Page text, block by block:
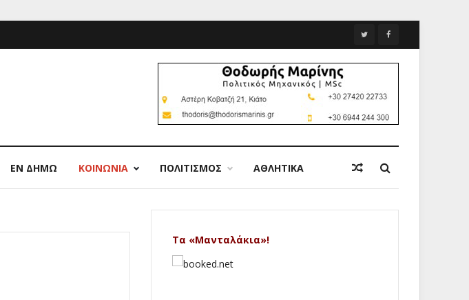
ΕΝ ΔΗΜΩ ΚΟΙΝΩΝΙΑ ΠΟΛΙΤΙΣΜΟΣ ΑΘΛΗΤΙΚΑ
Τα «Μανταλάκια»!